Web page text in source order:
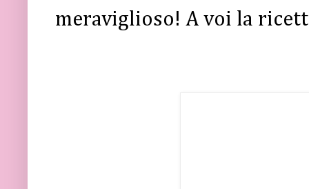
meraviglioso! A voi la